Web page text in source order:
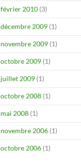
février 2010 (3)
décembre 2009 (1)
novembre 2009 (1)
octobre 2009 (1)
juillet 2009 (1)
octobre 2008 (1)
mai 2008 (1)
novembre 2006 (1)
octobre 2006 (1)